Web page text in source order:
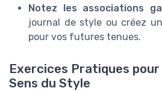
Notez les associations
journal de style ou créez
pour vos futures tenues.
Exercices Pratiques
Sens du Style